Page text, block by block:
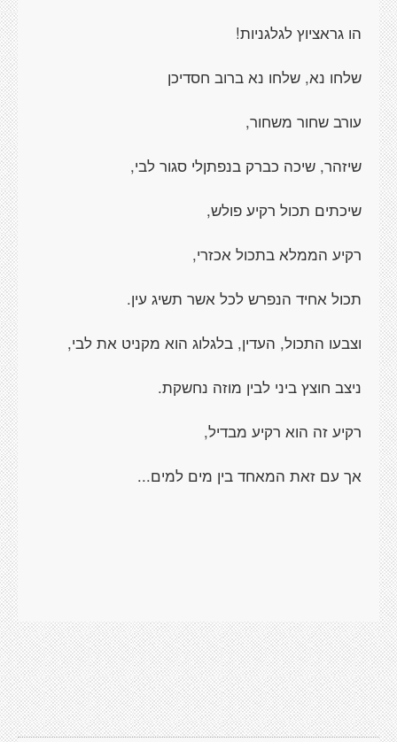
הו גראציוץ לגלגניות!
שלחו נא, שלחו נא ברוב חסדיכן
עורב שחור משחור,
שיזהר, שיכה כברק בנפתןלי סגור לבי,
שיכתים תכול רקיע פולש,
רקיע הממלא בתכול אכזרי,
תכול אחיד הנפרש לכל אשר תשיג עין.
וצבעו התכול, העדין, בלגלוג הוא מקניט את לבי,
ניצב חוצץ ביני לבין מוזה נחשקת.
רקיע זה הוא רקיע מבדיל,
אך עם זאת המאחד בין מים למים...